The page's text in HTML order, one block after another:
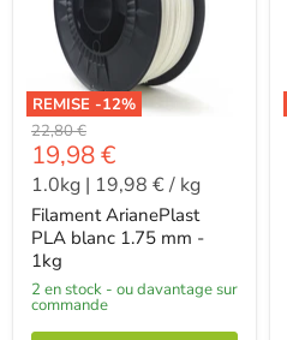
REMISE -12%
-
22,80 €
-
19,98 €
1.0kg | 19,98 €/ kg
Filament ArianePlast
PLA blanc 1.75 mm -
1kg
2 en stock - ou davantage sur
commande